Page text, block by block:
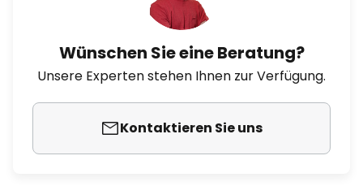
Wünschen Sie eine Beratung?
Unsere Experten stehen Ihnen zur Verfügung.
Kontaktieren Sie uns